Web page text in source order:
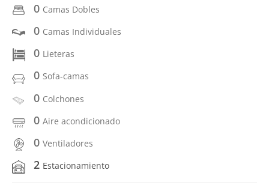
0 Camas Dobles
0 Camas Individuales
0 Lieteras
0 Sofa-camas
0 Colchones
0 Aire acondicionado
0 Ventiladores
2 Estacionamiento